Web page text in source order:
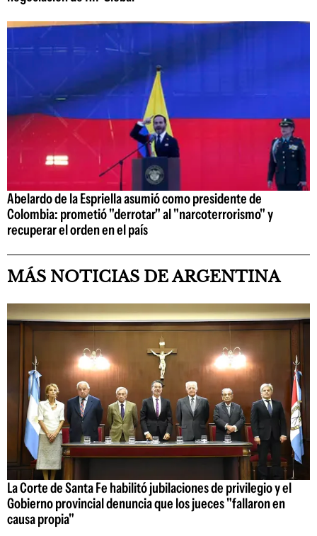
Abelardo de la Espriella asumió como presidente de
Colombia: prometió "derrotar" al "narcoterrorismo" y
recuperar el orden en el país
MÁS NOTICIAS DE ARGENTINA
La Corte de Santa Fe habilitó jubilaciones de privilegio y el
Gobierno provincial denuncia que los jueces "fallaron en
causa propia"